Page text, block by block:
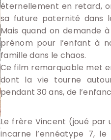
éternellement en retard,
sa future paternité dans
Mais quand on demande
prénom pour l’enfant à
famille dans le chaos.
Ce film remarquable met
dont la vie tourne
pendant 30 ans, de
Le frère Vincent (joué par
incarne l’ennéatype 7,